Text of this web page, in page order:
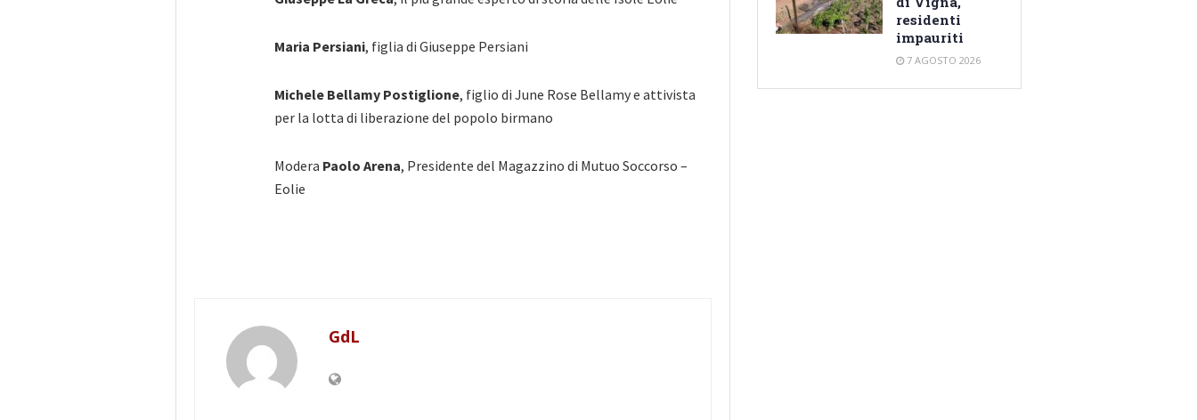
Maria Persiani, figlia di Giuseppe Persiani
Michele Bellamy Postiglione, figlio di June Rose Bellamy e attivista
per la lotta di liberazione del popolo birmano
Modera Paolo Arena, Presidente del Magazzino di Mutuo Soccorso –
Eolie
GdL
residenti
impauriti
7 AGOSTO 2026